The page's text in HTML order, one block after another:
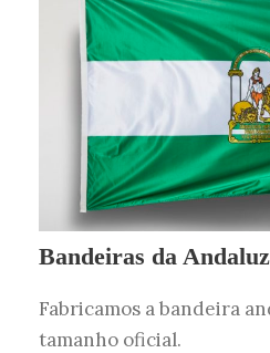
Bandeiras da
Fabricamos a bandeira
tamanho oficial.